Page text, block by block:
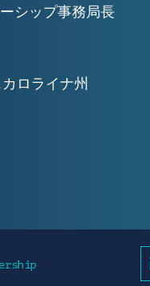
シップ事務局長
ロライナ州